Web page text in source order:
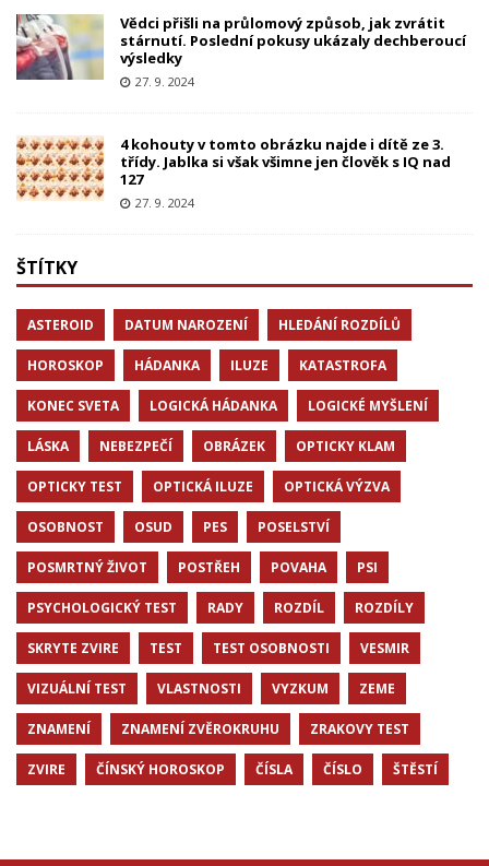
Vědci přišli na průlomový způsob, jak zvrátit
stárnutí. Poslední pokusy ukázaly dechberoucí
výsledky
27. 9. 2024
4 kohouty v tomto obrázku najde i dítě ze 3.
třídy. Jablka si však všimne jen člověk s IQ nad
127
27. 9. 2024
ŠTÍTKY
ASTEROID DATUM NAROZENÍ HLEDÁNÍ ROZDÍLŮ
HOROSKOP HÁDANKA ILUZE KATASTROFA
KONEC SVETA LOGICKÁ HÁDANKA LOGICKÉ MYŠLENÍ
LÁSKA NEBEZPEČÍ OBRÁZEK OPTICKY KLAM
OPTICKY TEST OPTICKÁ ILUZE OPTICKÁ VÝZVA
OSOBNOST OSUD PES POSELSTVÍ
POSMRTNÝ ŽIVOT POSTŘEH POVAHA PSI
PSYCHOLOGICKÝ TEST RADY ROZDÍL ROZDÍLY
SKRYTE ZVIRE TEST TEST OSOBNOSTI VESMIR
VIZUÁLNÍ TEST VLASTNOSTI VYZKUM ZEME
ZNAMENÍ ZNAMENÍ ZVĚROKRUHU ZRAKOVY TEST
ZVIRE ČÍNSKÝ HOROSKOP ČÍSLA ČÍSLO ŠTĚSTÍ